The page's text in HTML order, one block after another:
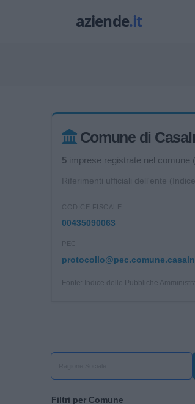
Comune di
5 imprese registrate nel comune
Riferimenti ufficiali dell'ente
CODICE FISCALE
00435090063
PEC
Fonte: Indice delle Pubbliche
Filtri per Comune